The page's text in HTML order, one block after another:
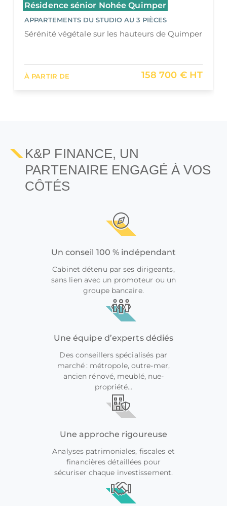
Hermione
APPARTEMENTS DU 2 PIÈCES AU 4 PIÈCES
Hermione : Une résidence intimiste dans le
À PARTIR DE 183 000 €
K&P FINANCE, UN
PARTENAIRE ENGAGÉ À VOS
CÔTÉS
Un conseil 100 % indépendant
Cabinet détenu par ses dirigeants,
sans lien avec un promoteur ou un
groupe bancaire.
Une équipe d’experts dédiés
Des conseillers spécialisés par
marché : métropole, outre-mer,
ancien rénové, meublé, nue-
propriété…
Une approche rigoureuse
Analyses patrimoniales, fiscales et
financières détaillées pour
sécuriser chaque investissement.